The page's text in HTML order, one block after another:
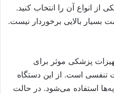
از انواع آن را انتخاب کنید.
بسیار بالایی برخوردار نیست.
پزشکی موثر برای
است. از این دستگاه
استفاده می‌شود. در حالت